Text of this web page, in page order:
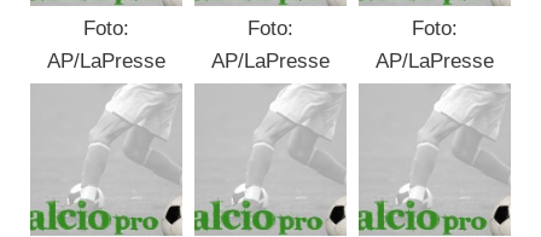
Foto:
AP/LaPresse
Foto:
AP/LaPresse
Foto:
AP/LaPresse